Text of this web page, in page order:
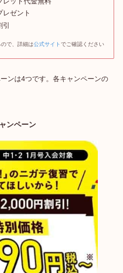
レゼント
で、詳細は公式サイトでご確認ください
ンは4つです。各キャンペーンの
ンペーン